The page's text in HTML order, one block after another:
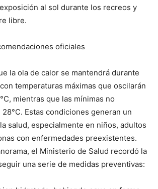
al sol durante los recreos y
libre.
oficiales
la ola de calor se mantendrá durante
temperaturas máximas que oscilarán
mientras que las mínimas no
Estas condiciones generan un
salud, especialmente en niños, adultos
con enfermedades preexistentes.
el Ministerio de Salud recordó la
una serie de medidas preventivas: